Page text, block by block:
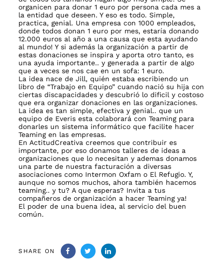
organicen para donar 1 euro por persona cada mes a
la entidad que deseen. Y eso es todo. Simple,
practica, genial. Una empresa con 1000 empleados,
donde todos donan 1 euro por mes, estaría donando
12.000 euros al año a una causa que esta ayudando
al mundo! Y si además la organización a partir de
estas donaciones se inspira y aporta otro tanto, es
una ayuda importante.. y generada a partir de algo
que a veces se nos cae en un sofa: 1 euro.
La idea nace deJill, quién estaba escribiendo un
libro de “Trabajo en Equipo” cuando nació su hija con
ciertas discapacidades y descubrió lo dificil y costoso
que era organizar donaciones en las organizaciones.
La idea es tan simple, efectiva y genial.. que un
equipo de Everis esta colaborará con Teaming para
donarles un sistema informático que facilite hacer
Teaming en las empresas.
En ActitudCreativa creemos que contribuir es
importante, por eso donamos talleres de ideas a
organizaciones que lo necesitan y ademas donamos
una parte de nuestra facturación a diversas
asociaciones como Intermon Oxfam o El Refugio. Y,
aunque no somos muchos, ahora también hacemos
teaming.. y tu? A que esperas? Invita a tus
compañeros de organización a hacer Teaming ya!
El poder de una buena idea, al servicio del buen
común.
SHARE ON